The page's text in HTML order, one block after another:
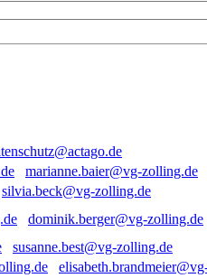
marianne.baier@vg-zolling.de
silvia.beck@vg-zolling.de
dominik.berger@vg-zolling.de
susanne.best@vg-zolling.de